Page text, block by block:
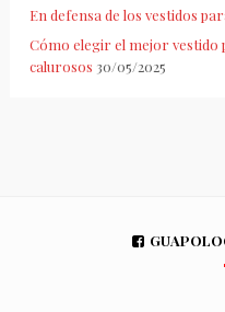
En defensa de los vestidos
Cómo elegir el mejor vestido
calurosos 30/05/2025